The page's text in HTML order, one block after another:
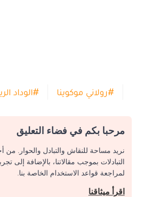
#رولاني موكوينا #الوداد
مرحبا بكم في فضاء التعليق
نريد مساحة للنقاش والتبادل والحوار.
التبادلات بموجب مقالاتنا، بالإضافة إلى
لمراجعة قواعد الاستخدام الخاصة بنا.
اقرأ ميثاقنا